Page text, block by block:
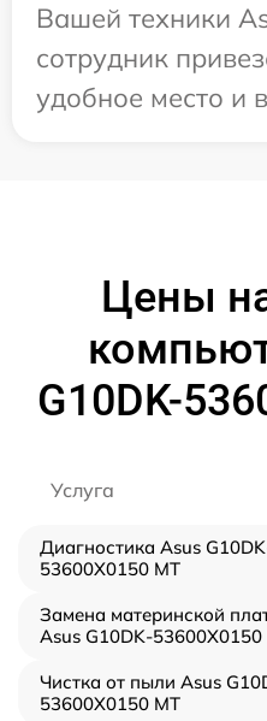
Вашей техники
сотрудник
удобное место и
Цены
G10DK-
Услуга
Диагностика Asus
53600X0150 MT
Замена материнской
Asus G10DK-53600X0150
Чистка от пыли Asus
53600X0150 MT